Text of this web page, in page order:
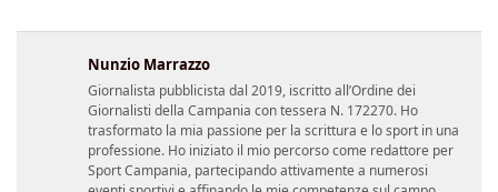
Nunzio Marrazzo
Giornalista pubblicista dal 2019, iscritto all’Ordine dei
Giornalisti della Campania con tessera N. 172270. Ho
trasformato la mia passione per la scrittura e lo sport in una
professione. Ho iniziato il mio percorso come redattore per
Sport Campania, partecipando attivamente a numerosi